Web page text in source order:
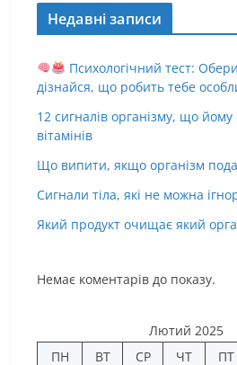
Недавні записи
Психологічний тест:
дізнайся, що робить тебе
12 сигналів організму, що
вітамінів
Що випити, якщо організм
Сигнали тіла, які не можна
Який продукт очищає який
Немає коментарів до показу.
Лютий 2025
ПН
ВТ СР ЧТ ПТ